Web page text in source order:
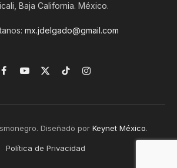
Baja California. México.
mx.jdelgado@gmail.com
Facebook
YouTube
X
TikTokInstagram
Diseñado por Keynet México.
Política de Privacidad